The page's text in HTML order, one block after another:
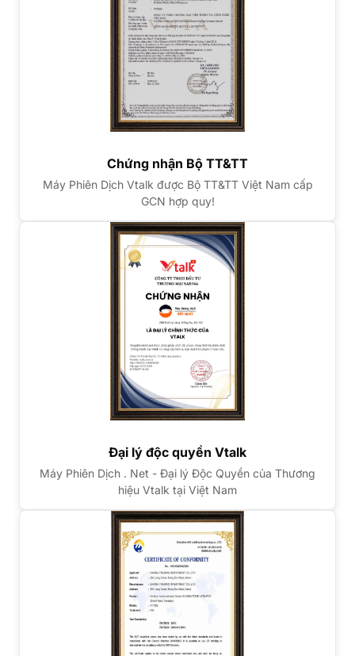
Chứng nhận Bộ TT&TT
Máy Phiên Dịch Vtalk được Bộ TT&TT Việt Nam cấp
GCN hợp quy!
Đại lý độc quyền Vtalk
Máy Phiên Dịch . Net - Đại lý Độc Quyền của Thương
hiệu Vtalk tại Việt Nam